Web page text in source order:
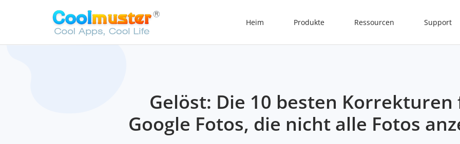
Heim Produkte Ressourcen Support
Gelöst: Die 10 besten Korrekturen
Google Fotos, die nicht alle Fotos